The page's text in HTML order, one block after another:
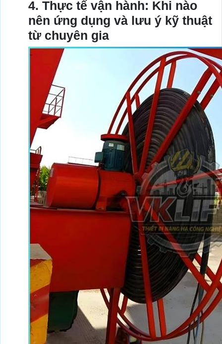
4. Thực tế vận hành: Khi nào
nên ứng dụng và lưu ý kỹ thuật
từ chuyên gia